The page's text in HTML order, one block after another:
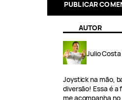
AUTOR
Julio
Joystick na mão,
diversão! Essa é a
me acompanha